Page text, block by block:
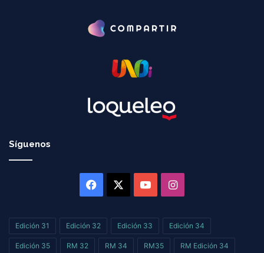
Síguenos
Facebook YouTubeInstagram
Edición 31 Edición 32 Edición 33 Edición 34
Edición 35 RM 32 RM 34 RM35 RM Edición 34